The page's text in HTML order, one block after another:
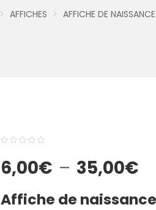
AFFICHES AFFICHE DE
out
based
6,00€ – 35,00€
Affiche de